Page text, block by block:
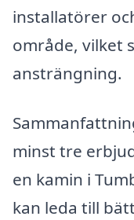
installatörer
område, vilket
ansträngning.
minst tre
en kamin i
kan leda till